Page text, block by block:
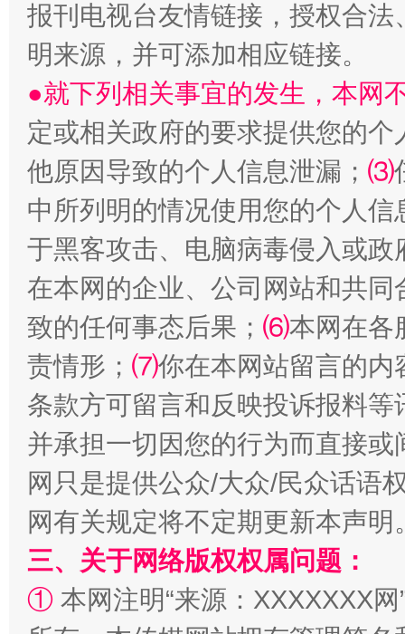
解纷+调解+退费，一次搞定
站台名比不上好声名
报刊电视台友情链接，授权合
明来源，并可添加相应链接。
●就下列相关事宜的发生，本网
定或相关政府的要求提供您的个
他原因导致的个人信息泄漏； ⑶
中所列明的情况使用您的个人
于黑客攻击、电脑病毒侵入或
在本网的企业、公司网站和共
致的任何事态后果； ⑹本网在各
责情形； ⑺你在本网站留言的内
条款方可留言和反映投诉报料
并承担一切因您的行为而直接
网只是提供公众/大众/民众话语
网有关规定将不定期更新本声明
三、关于网络版权权属问题：
① 本网注明“来源：XXXXXXX